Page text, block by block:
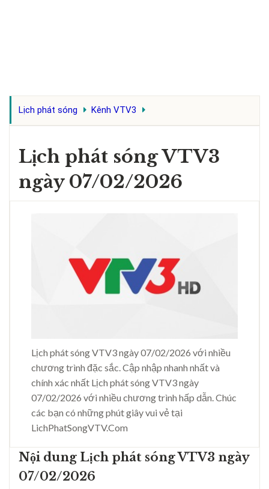
Lịch phát sóng Kênh VTV3
Lịch phát sóng VTV3
ngày 07/02/2026
Lịch phát sóng VTV3 ngày 07/02/2026 với nhiều
chương trình đặc sắc. Cập nhập nhanh nhất và
chính xác nhất Lịch phát sóng VTV3 ngày
07/02/2026 với nhiều chương trình hấp dẫn. Chúc
các bạn có những phút giây vui vẻ tại
LichPhatSongVTV.Com
Nội dung Lịch phát sóng VTV3 ngày
07/02/2026